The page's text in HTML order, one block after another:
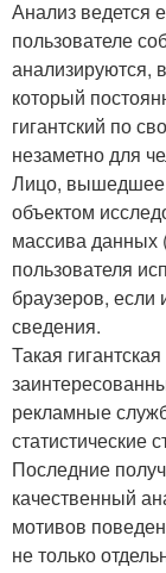
Анализ ведется
пользователе
анализируются,
который
гигантский по
незаметно для
Лицо, вышедшее
объектом
массива данных
пользователя
браузеров, если
сведения.
Такая
рекламные
статистические
Последние
качественный
мотивов
не только